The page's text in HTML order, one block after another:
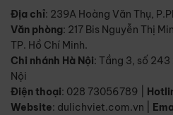
Địa chỉ: 239A Hoàng Văn Thụ,
Văn phòng: 217 Bis Nguyễn Thị
TP. Hồ Chí Minh.
Chi nhánh Hà Nội: Tầng 3, số
Nội
Điện thoại: 028 73056789
Website: dulichviet.com.vn